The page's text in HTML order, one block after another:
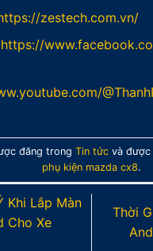
zestech.com.vn/
https://
đăng trong Tin tức và được
phụ kiện mazda cx8.
Khi Lắp Màn
Cho Xe
Thời